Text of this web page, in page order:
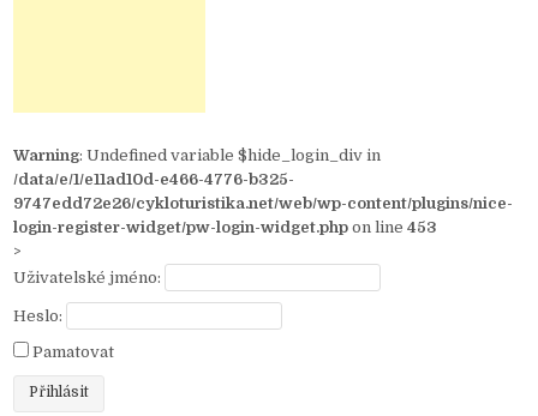
Warning: Undefined variable $hide_login_div in
/data/e/1/e11ad10d-e466-4776-b325-
9747edd72e26/cykloturistika.net/web/wp-content/plugins/nice-
login-register-widget/pw-login-widget.php on line453
>
Uživatelské jméno:
Heslo:
Pamatovat